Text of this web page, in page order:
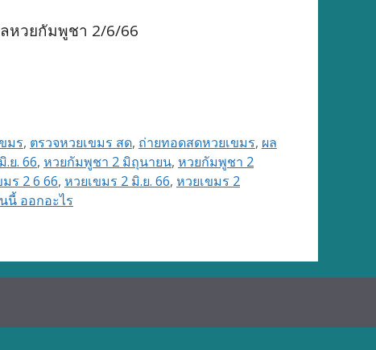
หวยกัมพูชา 2/6/66
มร, ตรวจหวยเขมร สด, ถ่ายทอดสดหวยเขมร, ผล
ย. 66, หวยกัมพูชา 2 มิถุนายน, หวยกัมพูชา 2
ร 2 6 66, หวยเขมร 2 มิ.ย. 66, หวยเขมร 2
นี้ ออกอะไร